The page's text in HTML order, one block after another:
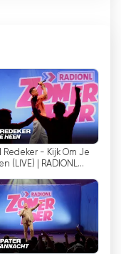
til flere
Groningen
områdene
RadioNL er ikke
Takket
i alle
TV-kanalen.
helt unik, er at
Ved hjelp av
folk over
har å by på.
Redeker - Kijk Om Je
(LIVE) | RADIONL